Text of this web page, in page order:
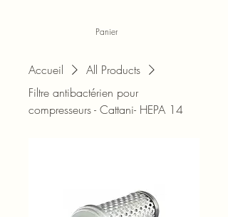
Panier
Accueil
All Products
Filtre antibactérien pour
compresseurs - Cattani- HEPA 14